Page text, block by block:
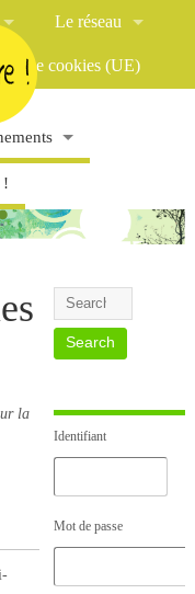
Le réseau
de cookies (UE)
!
la
Identifiant
Mot de passe